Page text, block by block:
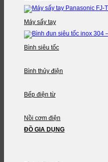
Máy sấy tay
Bình siêu tốc
Bình thủy điện
Bếp điện từ
Nồi cơm điện
ĐỒ GIA DỤNG